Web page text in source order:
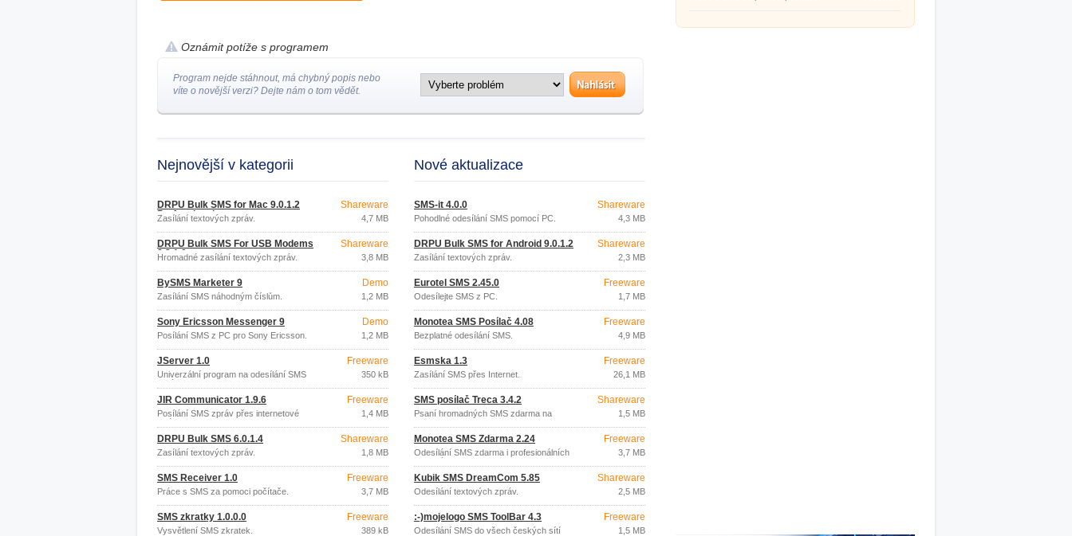
Oznámit potíže s programem
Program nejde stáhnout, má chybný popis nebo
víte o novější verzi? Dejte nám o tom vědět.
Nejnovější v kategorii
DRPU Bulk SMS for Mac 9.0.1.2
Professional
Zasílání textových zpráv.
Shareware
4,7 MB
DRPU Bulk SMS For USB Modems
8.2.1.0
Hromadné zasílání textových zpráv.
Shareware
3,8 MB
BySMS Marketer 9
Zasílání SMS náhodným číslům.
Demo
1,2 MB
Sony Ericsson Messenger 9
Posílání SMS z PC pro Sony Ericsson.
Demo
1,2 MB
JServer 1.0
Univerzální program na odesílání SMS
zpráv.
Freeware
350 kB
JIR Communicator 1.9.6
Posílání SMS zpráv přes internetové
stránky.
Freeware
1,4 MB
DRPU Bulk SMS 6.0.1.4
Zasílání textových zpráv.
Shareware
1,8 MB
SMS Receiver 1.0
Práce s SMS za pomoci počítače.
Freeware
3,7 MB
SMS zkratky 1.0.0.0
Vysvětlení SMS zkratek.
Freeware
389 kB
Nové aktualizace
SMS-it 4.0.0
Pohodlné odesílání SMS pomocí PC.
Shareware
4,3 MB
DRPU Bulk SMS for Android 9.0.1.2
Zasílání textových zpráv.
Shareware
2,3 MB
Eurotel SMS 2.45.0
Odesílejte SMS z PC.
Freeware
1,7 MB
Monotea SMS Posílač 4.08
Bezplatné odesílání SMS.
Freeware
4,9 MB
Esmska 1.3
Zasílání SMS přes Internet.
Freeware
26,1 MB
SMS posílač Treca 3.4.2
Psaní hromadných SMS zdarma na
Shareware
1,5 MB
Monotea SMS Zdarma 2.24
Odesílání SMS zdarma i profesionálních
placených SMS.
Freeware
3,7 MB
Kubik SMS DreamCom 5.85
Odesílání textových zpráv.
Shareware
2,5 MB
:-)mojelogo SMS ToolBar 4.3
Odesílání SMS do všech českých sítí
Freeware
1,5 MB